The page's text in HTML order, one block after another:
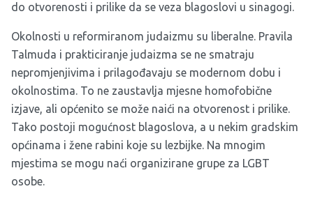
do otvorenosti i prilike da se veza blagoslovi u sinagogi.
Okolnosti u reformiranom judaizmu su liberalne. Pravila
Talmuda i prakticiranje judaizma se ne smatraju
nepromjenjivima i prilagođavaju se modernom dobu i
okolnostima. To ne zaustavlja mjesne homofobične
izjave, ali općenito se može naići na otvorenost i prilike.
Tako postoji mogućnost blagoslova, a u nekim gradskim
općinama i žene rabini koje su lezbijke. Na mnogim
mjestima se mogu naći organizirane grupe za LGBT
osobe.